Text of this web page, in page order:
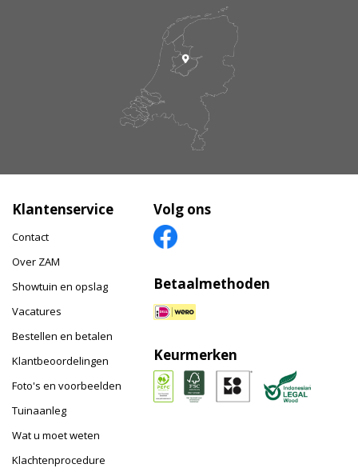
Klantenservice
Contact
Over ZAM
Showtuin en opslag
Vacatures
Bestellen en betalen
Klantbeoordelingen
Foto's en voorbeelden
Tuinaanleg
Wat u moet weten
Klachtenprocedure
Volg ons
Betaalmethoden
Keurmerken